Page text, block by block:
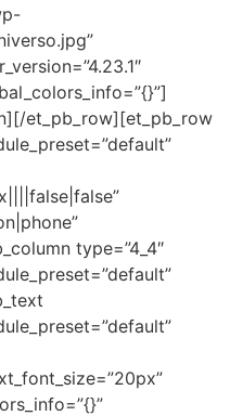
et_pb_row][et_pb_row
type=”4_4″